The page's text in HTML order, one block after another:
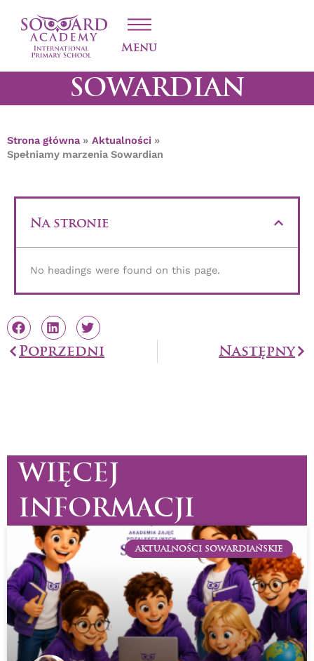
Menu
SPEŁNIAMY
MARZENIA
SOWARDIAN
Strona główna
Aktualności
Spełniamy marzenia Sowardian
Na stronie
No headings were found on this page.
PrevPoprzedni Następny
WIĘCEJ
INFORMACJI
AKTUALNOŚCI SOWARDIAŃSKIE